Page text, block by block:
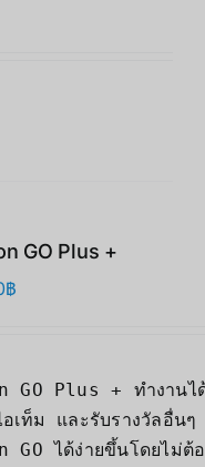
GO Plus +
฿
GO Plus + ทำงานไ
อเท็ม และรับรางวัลอื่น
GO ได้ง่ายขึ้นโดยไม่